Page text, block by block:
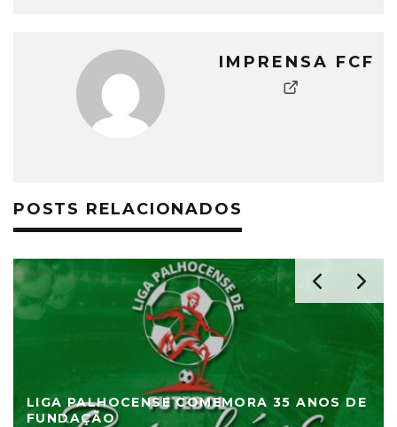
IMPRENSA FCF
POSTS RELACIONADOS
LIGA PALHOCENSE COMEMORA 35 ANOS DE
FUNDAÇÃO